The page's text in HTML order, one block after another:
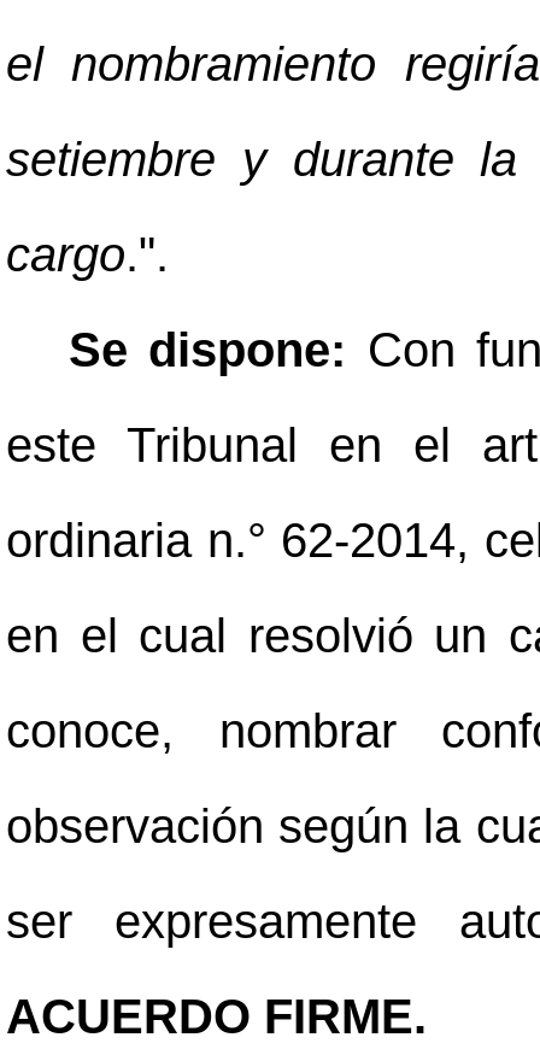
el nombramiento
setiembre y durante
cargo.".
Se dispone: Con
este Tribunal en el
ordinaria n.° 62-2014,
en el cual resolvió un
conoce, nombrar
observación según la
ser expresamente
ACUERDO FIRME.